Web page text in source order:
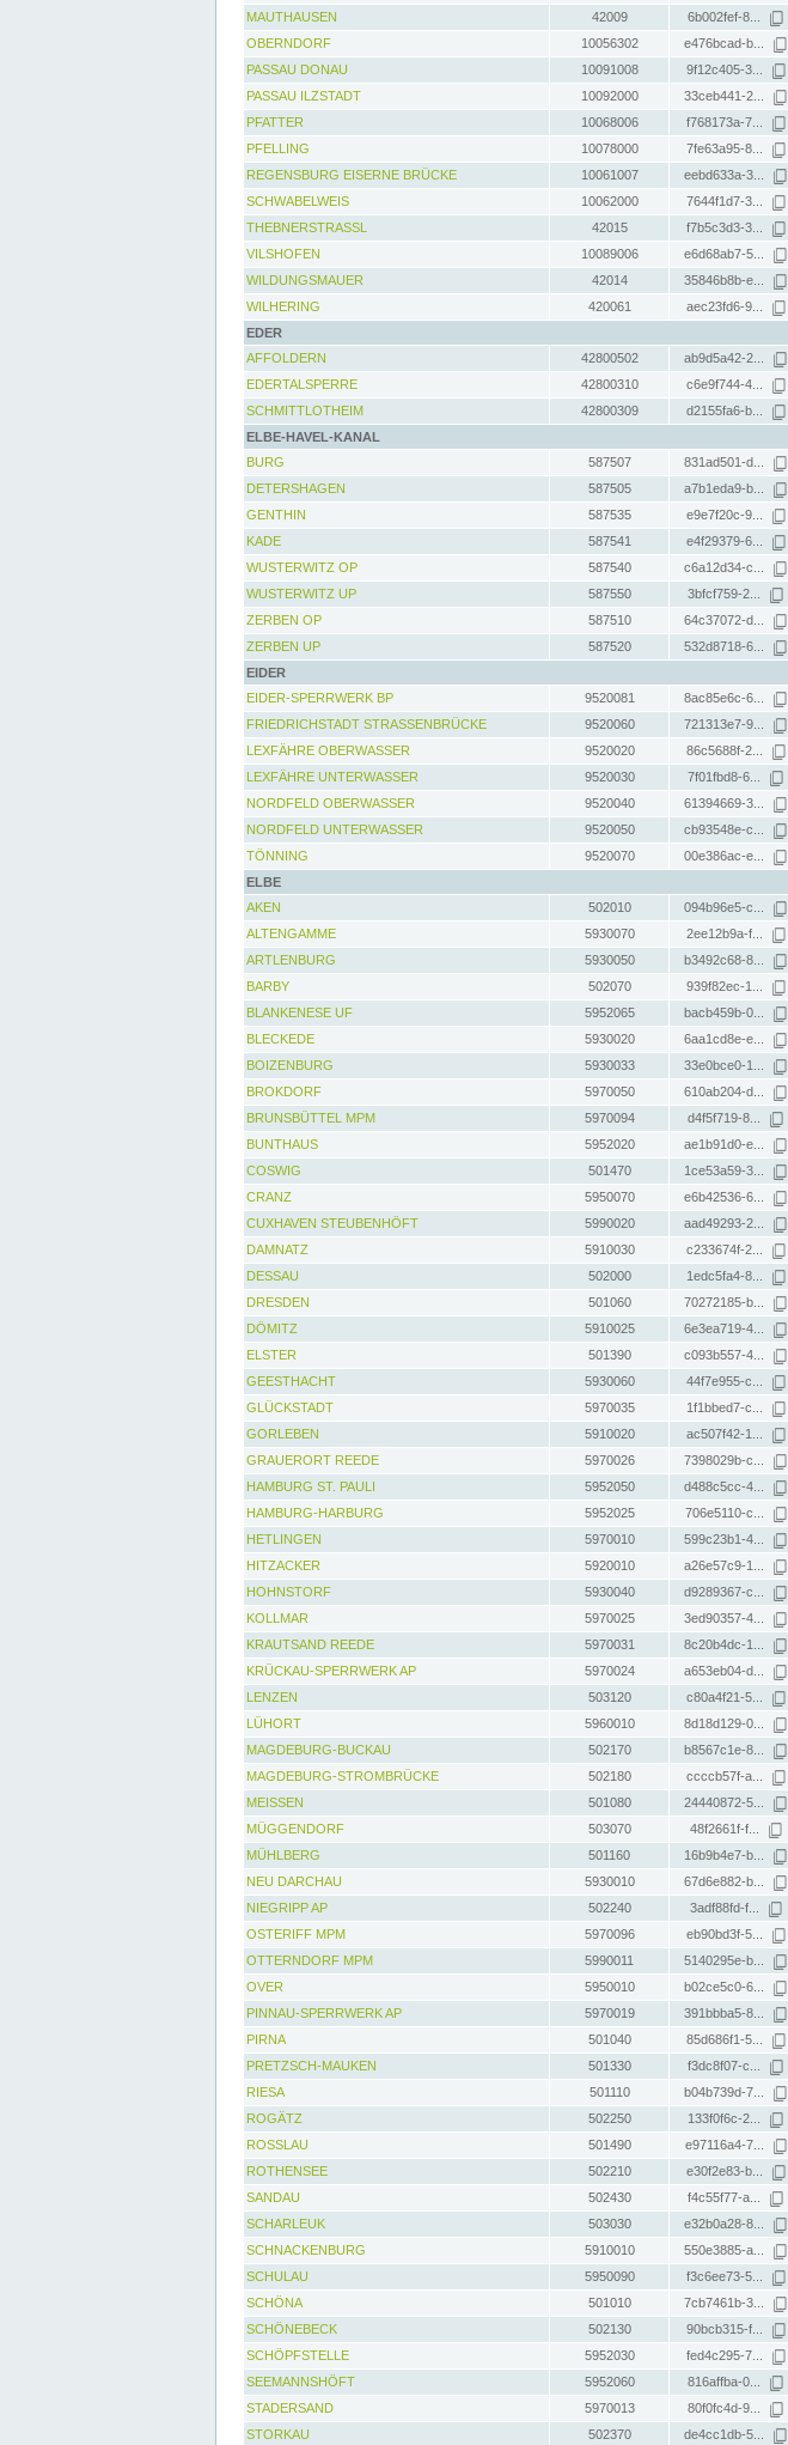
MAUTHAUSEN
42009 6b002fef-8...
OBERNDORF
10056302 e476bcad-b...
PASSAU DONAU
10091008 9f12c405-3...
PASSAU ILZSTADT
10092000 33ceb441-2...
PFATTER
10068006 f768173a-7...
PFELLING
10078000 7fe63a95-8...
REGENSBURG EISERNE BRÜCKE
10061007 eebd633a-3...
SCHWABELWEIS
10062000 7644f1d7-3...
THEBNERSTRASSL
42015 f7b5c3d3-3...
VILSHOFEN
10089006 e6d68ab7-5...
WILDUNGSMAUER
42014 35846b8b-e...
WILHERING
420061 aec23fd6-9...
EDER
AFFOLDERN
42800502 ab9d5a42-2...
EDERTALSPERRE
42800310 c6e9f744-4...
SCHMITTLOTHEIM
42800309 d2155fa6-b...
ELBE-HAVEL-KANAL
BURG
587507 831ad501-d...
DETERSHAGEN
587505 a7b1eda9-b...
GENTHIN
587535 e9e7f20c-9...
KADE
587541 e4f29379-6...
WUSTERWITZ OP
587540 c6a12d34-c...
WUSTERWITZ UP
587550 3bfcf759-2...
ZERBEN OP
587510 64c37072-d...
ZERBEN UP
587520 532d8718-6...
EIDER
EIDER-SPERRWERK BP
9520081 8ac85e6c-6...
FRIEDRICHSTADT STRASSENBRÜCKE
9520060 721313e7-9...
LEXFÄHRE OBERWASSER
9520020 86c5688f-2...
LEXFÄHRE UNTERWASSER
9520030 7f01fbd8-6...
NORDFELD OBERWASSER
9520040 61394669-3...
NORDFELD UNTERWASSER
9520050 cb93548e-c...
TÖNNING
9520070 00e386ac-e...
ELBE
AKEN
502010 094b96e5-c...
ALTENGAMME
5930070 2ee12b9a-f...
ARTLENBURG
5930050 b3492c68-8...
BARBY
502070 939f82ec-1...
BLANKENESE UF
5952065 bacb459b-0...
BLECKEDE
5930020 6aa1cd8e-e...
BOIZENBURG
5930033 33e0bce0-1...
BROKDORF
5970050 610ab204-d...
BRUNSBÜTTEL MPM
5970094 d4f5f719-8...
BUNTHAUS
5952020 ae1b91d0-e...
COSWIG
501470 1ce53a59-3...
CRANZ
5950070 e6b42536-6...
CUXHAVEN STEUBENHÖFT
5990020 aad49293-2...
DAMNATZ
5910030 c233674f-2...
DESSAU
502000 1edc5fa4-8...
DRESDEN
501060 70272185-b...
DÖMITZ
5910025 6e3ea719-4...
ELSTER
501390 c093b557-4...
GEESTHACHT
5930060 44f7e955-c...
GLÜCKSTADT
5970035 1f1bbed7-c...
GORLEBEN
5910020 ac507f42-1...
GRAUERORT REEDE
5970026 7398029b-c...
HAMBURG ST. PAULI
5952050 d488c5cc-4...
HAMBURG-HARBURG
5952025 706e5110-c...
HETLINGEN
5970010 599c23b1-4...
HITZACKER
5920010 a26e57c9-1...
HOHNSTORF
5930040 d9289367-c...
KOLLMAR
5970025 3ed90357-4...
KRAUTSAND REEDE
5970031 8c20b4dc-1...
KRÜCKAU-SPERRWERK AP
5970024 a653eb04-d...
LENZEN
503120 c80a4f21-5...
LÜHORT
5960010 8d18d129-0...
MAGDEBURG-BUCKAU
502170 b8567c1e-8...
MAGDEBURG-STROMBRÜCKE
502180 ccccb57f-a...
MEISSEN
501080 24440872-5...
MÜGGENDORF
503070 48f2661f-f...
MÜHLBERG
501160 16b9b4e7-b...
NEU DARCHAU
5930010 67d6e882-b...
NIEGRIPP AP
502240 3adf88fd-f...
OSTERIFF MPM
5970096 eb90bd3f-5...
OTTERNDORF MPM
5990011 5140295e-b...
OVER
5950010 b02ce5c0-6...
PINNAU-SPERRWERK AP
5970019 391bbba5-8...
PIRNA
501040 85d686f1-5...
PRETZSCH-MAUKEN
501330 f3dc8f07-c...
RIESA
501110 b04b739d-7...
ROGÄTZ
502250 133f0f6c-2...
ROSSLAU
501490 e97116a4-7...
ROTHENSEE
502210 e30f2e83-b...
SANDAU
502430 f4c55f77-a...
SCHARLEUK
503030 e32b0a28-8...
SCHNACKENBURG
5910010 550e3885-a...
SCHULAU
5950090 f3c6ee73-5...
SCHÖNA
501010 7cb7461b-3...
SCHÖNEBECK
502130 90bcb315-f...
SCHÖPFSTELLE
5952030 fed4c295-7...
SEEMANNSHÖFT
5952060 816affba-0...
STADERSAND
5970013 80f0fc4d-9...
STORKAU
502370 de4cc1db-5...